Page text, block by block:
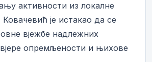
активности из локалне
је истакао да се
вјежбе надлежних
опремљености и њихове